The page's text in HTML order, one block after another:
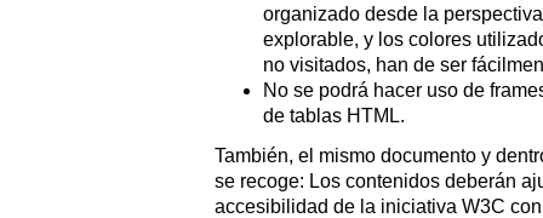
organizado desde la
explorable, y los colores
no visitados, han de ser
No se podrá hacer uso de
de tablas HTML.
También, el mismo documento y
se recoge: Los contenidos deberán
accesibilidad de la iniciativa W3C